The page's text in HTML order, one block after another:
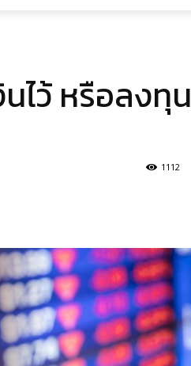
ไว้ หรือลงทุน
1112